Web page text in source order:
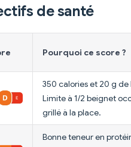
de santé
Pourquoi ce score ?
350 calories et 20 g
Limite à 1/2 beignet
grillé à la place.
Bonne teneur en